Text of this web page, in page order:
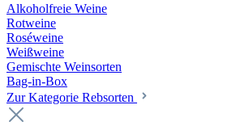
Alkoholfreie Weine
Rotweine
Roséweine
Weißweine
Gemischte Weinsorten
Bag-in-Box
Zur Kategorie Rebsorten